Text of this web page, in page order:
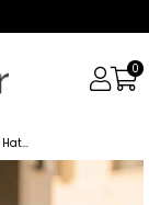
0
Siyah Beyaz Hat Desen Tokalı Bone